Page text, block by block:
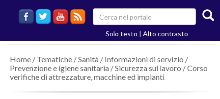
Solo testo Alto contrasto
Home / Tematiche /Sanità / Informazioni di servizio /
Prevenzione e igiene sanitaria /Sicurezza sul lavoro /Corso
verifiche di attrezzature, macchine ed impianti